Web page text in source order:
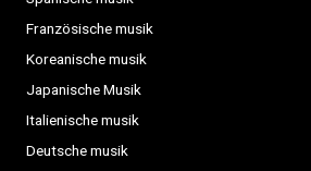
Französische musik
Koreanische musik
Japanische Musik
Italienische musik
Deutsche musik